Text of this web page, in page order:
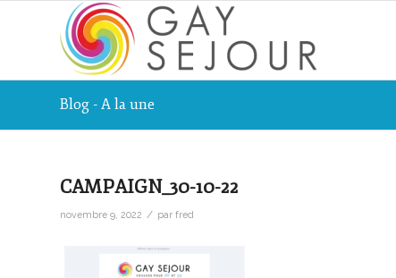
Blog - A la une
CAMPAIGN_30-10-22
novembre 9, 2022 / par fred